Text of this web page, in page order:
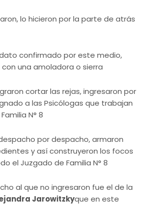
lo hicieron por la parte de atrás
confirmado por este medio,
una amoladora o sierra
cortar las rejas, ingresaron por
a las Psicólogas que trabajan
N° 8
por despacho, armaron
y así construyeron los focos
el Juzgado de Familia N° 8
al que no ingresaron fue el de la
Jarowitzkyque en este